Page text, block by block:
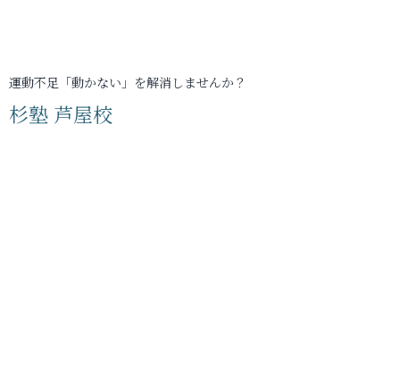
運動不足「動かない」を解消しませんか？
杉塾 芦屋校